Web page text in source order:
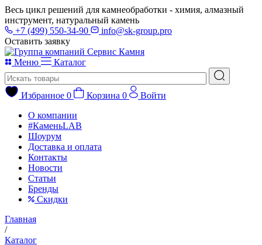
Весь цикл решений для камнеобработки - химия, алмазный
инструмент, натуральный камень
+7 (499) 550-34-90
info@sk-group.pro
Оставить заявку
Меню Каталог
Избранное 0 Корзина 0
Войти
О компании
#КаменьLAB
Шоурум
Доставка и оплата
Контакты
Новости
Статьи
Бренды
Скидки
Главная
/
Каталог